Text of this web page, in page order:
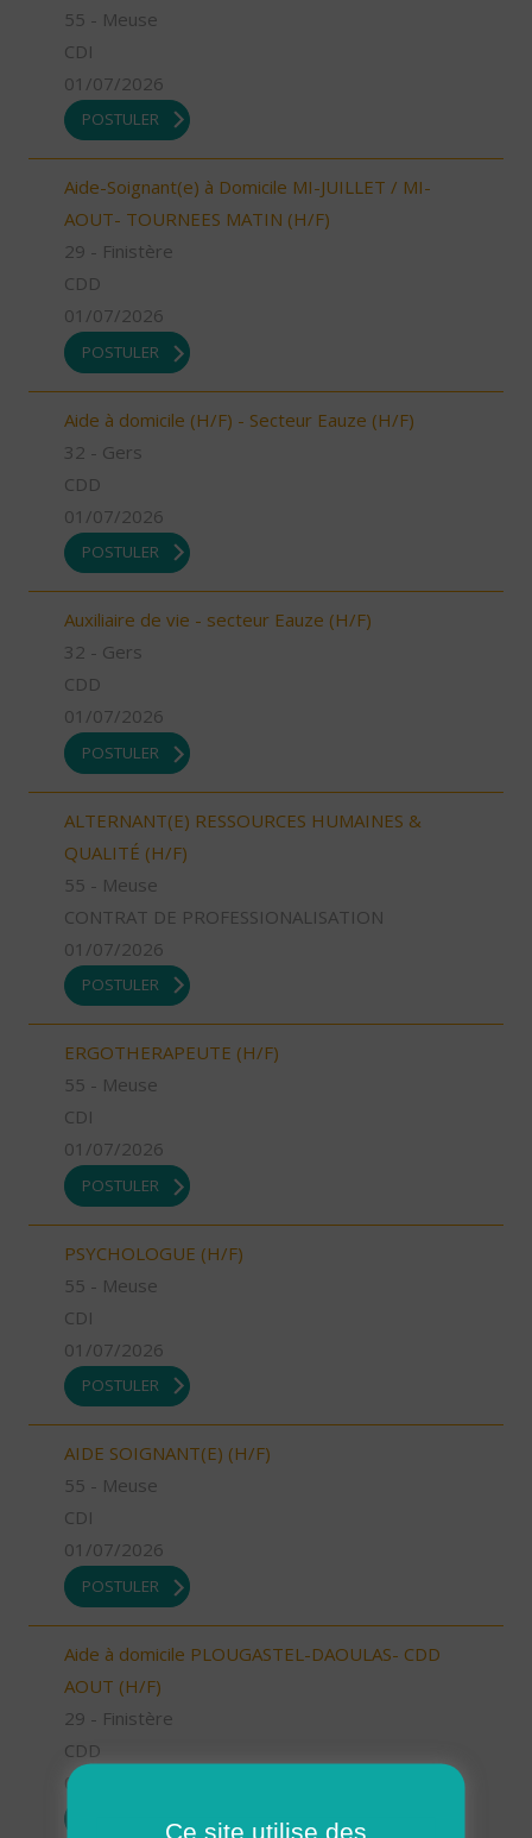
55 - Meuse
CDI
01/07/2026
POSTULER
Aide-Soignant(e) à Domicile MI-JUILLET / MI-
AOUT- TOURNEES MATIN (H/F)
29 - Finistère
CDD
01/07/2026
POSTULER
Aide à domicile (H/F) - Secteur Eauze (H/F)
32 - Gers
CDD
01/07/2026
POSTULER
Auxiliaire de vie - secteur Eauze (H/F)
32 - Gers
CDD
01/07/2026
POSTULER
ALTERNANT(E) RESSOURCES HUMAINES &
QUALITÉ (H/F)
55 - Meuse
CONTRAT DE PROFESSIONALISATION
01/07/2026
POSTULER
ERGOTHERAPEUTE (H/F)
55 - Meuse
CDI
01/07/2026
POSTULER
PSYCHOLOGUE (H/F)
55 - Meuse
CDI
01/07/2026
POSTULER
AIDE SOIGNANT(E) (H/F)
55 - Meuse
CDI
01/07/2026
POSTULER
Aide à domicile PLOUGASTEL-DAOULAS- CDD
AOUT (H/F)
29 - Finistère
CDD
01/07/2026
Ce site utilise des